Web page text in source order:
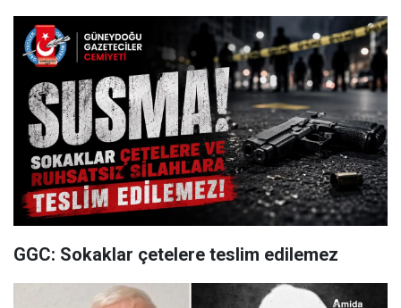
GGC: Sokaklar çetelere teslim edilemez